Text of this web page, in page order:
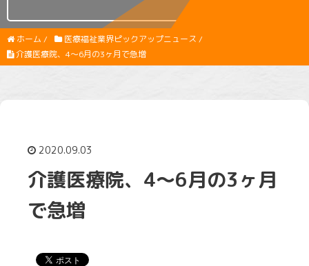
ホーム / 医療福祉業界ピックアップニュース /
介護医療院、4～6月の3ヶ月で急増
2020.09.03
介護医療院、4～6月の3ヶ月
で急増